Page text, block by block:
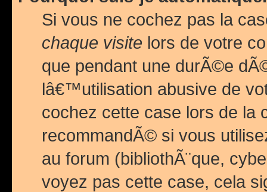
Si vous ne cochez pas la
chaque visite lors de votre
que pendant une durÃ©e
lâ€™utilisation abusive de
cochez cette case lors de
recommandÃ© si vous
au forum (bibliothÃ¨que,
voyez pas cette case, cela